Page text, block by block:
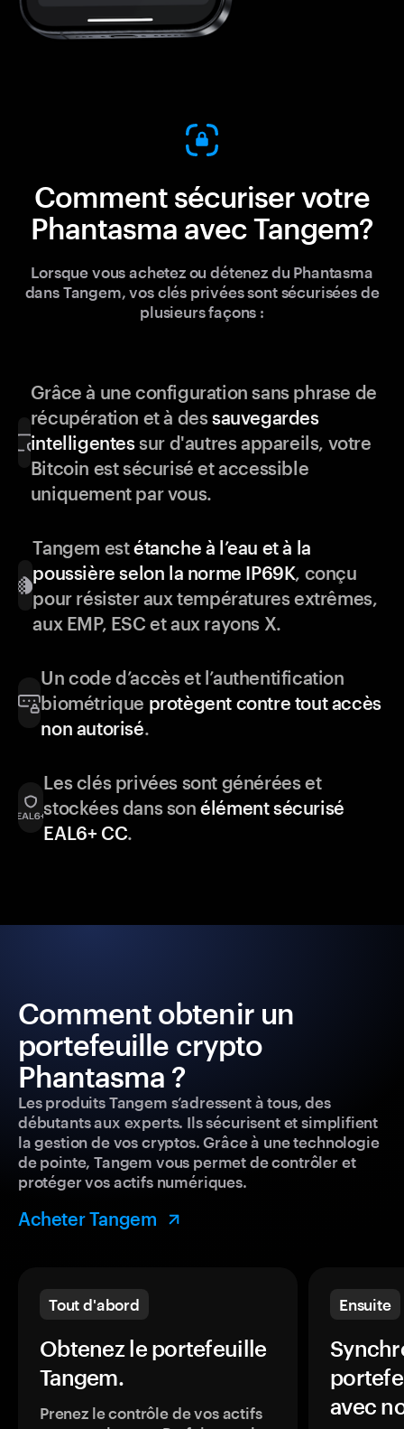
Comment sécuriser votre
Phantasma avec Tangem?
Lorsque vous achetez ou détenez du Phantasma
dans Tangem, vos clés privées sont sécurisées de
plusieurs façons :
Grâce à une configuration sans phrase de
récupération et à dessauvegardes
intelligentessur d'autres appareils, votre
Bitcoin est sécurisé et accessible
uniquement par vous.
Tangem estétanche à l’eau et à la
poussière selon la norme IP69K, conçu
pour résister aux températures extrêmes,
aux EMP, ESC et aux rayons X.
Un code d’accès et l’authentification
biométrique protègent contre tout accès
non autorisé.
Les clés privées sont générées et
stockées dans sonélément sécurisé
EAL6+ CC.
Comment obtenir un
portefeuille crypto
Phantasma ?
Les produits Tangem s’adressent à tous, des
débutants aux experts. Ils sécurisent et simplifient
la gestion de vos cryptos. Grâce à une technologie
de pointe, Tangem vous permet de contrôler et
protéger vos actifs numériques.
Acheter Tangem
Tout d'abord
Obtenez le portefeuille
Tangem.
Prenez le contrôle de vos actifs
Ensuite
avec